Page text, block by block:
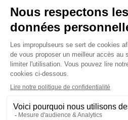
info@email.com
+1 840 841 25 69